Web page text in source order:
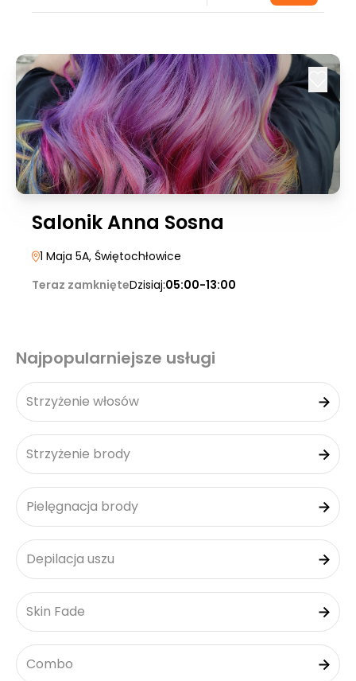
Salonik Anna Sosna
1 Maja 5A, Świętochłowice
Teraz zamknięteDzisiaj:05:00-13:00
Najpopularniejsze usługi
Strzyżenie włosów
Strzyżenie brody
Pielęgnacja brody
Depilacja uszu
Skin Fade
Combo